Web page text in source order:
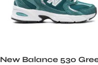
New Balance 530